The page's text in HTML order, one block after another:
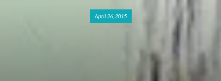
April 26, 2015